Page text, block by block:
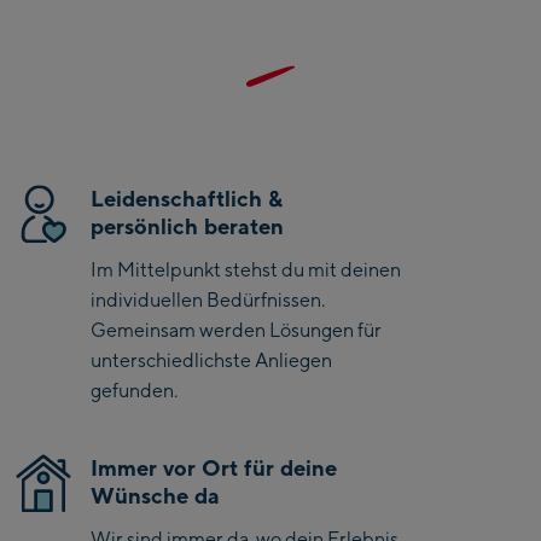
Saalbach Ski-Service
Center
Viehhofen Talstation
/Valley station
Salzburg:
McArthurGlen
Designer Outlet
Mayrhofen Zentrum
Zudem lässt sich die Jacke schnell und kompakt in deinem
Leidenschaftlich &
persönlich beraten
Im Mittelpunkt stehst du mit deinen
individuellen Bedürfnissen.
Gemeinsam werden Lösungen für
unterschiedlichste Anliegen
gefunden.
Immer vor Ort für deine
Wünsche da